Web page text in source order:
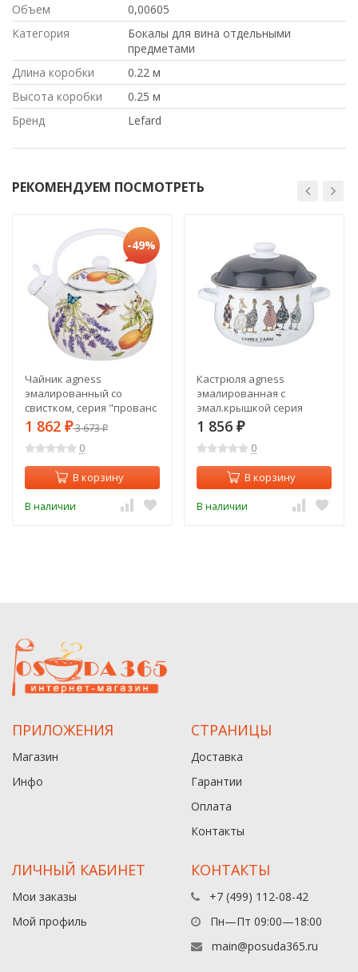
Объем
0,00605
Категория
Бокалы для вина отдельными
предметами
Длина коробки
0.22 м
Высота коробки
0.25 м
Бренд
Lefard
РЕКОМЕНДУЕМ ПОСМОТРЕТЬ
-49%
Чайник agness
эмалированный со
свистком, серия "прованс
лимоны"2,2л,
индукционное дно Agness
(934-384)
1 862 ₽3 673₽
0
В корзину
В наличии
Кастрюля agness
эмалированная с
эмал.крышкой серия
"family farm", 2.8 л, 20*12
см Agness (934-622)
1 856 ₽
0
В корзину
В наличии
ПРИЛОЖЕНИЯ
Магазин
Инфо
СТРАНИЦЫ
Доставка
Гарантии
Оплата
Контакты
ЛИЧНЫЙ КАБИНЕТ
Мои заказы
Мой профиль
КОНТАКТЫ
+7 (499) 112-08-42
Пн—Пт 09:00—18:00
main@posuda365.ru